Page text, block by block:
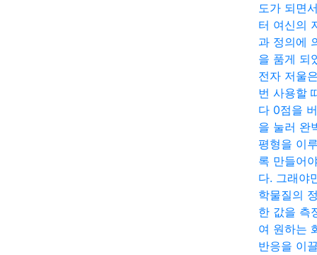
도가 되면
터 여신의
과 정의에
을 품게 되
전자 저울
번 사용할
다 0점을
을 눌러 완
평형을 이
록 만들어
다. 그래야
학물질의
한 값을 측
여 원하는
반응을 이